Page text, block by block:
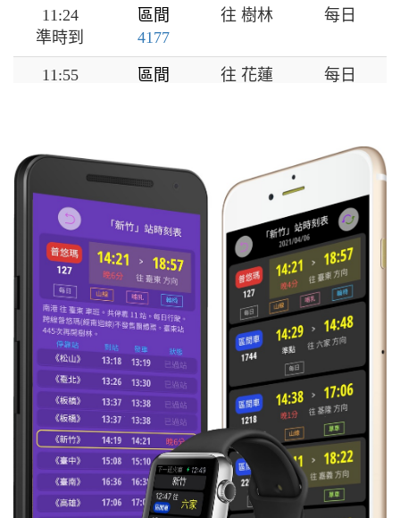
11:24
準時到
區間
4177
往 樹林 每日
11:55
區間
往 花蓮 每日
準時到
15:50
準時到
往 宜蘭 每日
17:06
準時到
區間
4184
往 花蓮 每日
17:44
準時到
區間
4227
往 宜蘭 每日
19:42
準時到
區間
4206
每日
20:36
準時到
區間
4247
往 宜蘭 每日
21:42
區間
往 花蓮 每日